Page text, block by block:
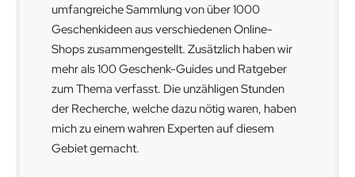
umfangreiche Sammlung von über 1000
Geschenkideen aus verschiedenen Online-
Shops zusammengestellt. Zusätzlich haben wir
mehr als 100 Geschenk-Guides und Ratgeber
zum Thema verfasst. Die unzähligen Stunden
der Recherche, welche dazu nötig waren, haben
mich zu einem wahren Experten auf diesem
Gebiet gemacht.